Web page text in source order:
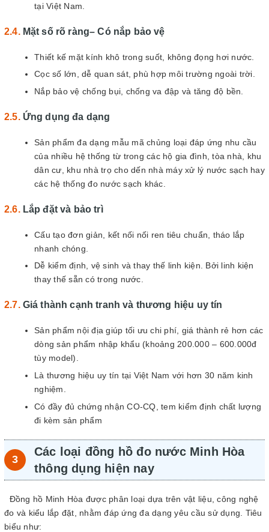
tại Việt Nam.
Mặt số rõ ràng– Có nắp bảo vệ
Thiết kế mặt kính khô trong suốt, không đọng hơi nước.
Cọc số lớn, dễ quan sát, phù hợp môi trường ngoài trời.
Nắp bảo vệ chống bụi, chống va đập và tăng độ bền.
Ứng dụng đa dạng
Sản phẩm đa dạng mẫu mã chủng loại đáp ứng nhu cầu
của nhiều hệ thống từ trong các hộ gia đình, tòa nhà, khu
dân cư, khu nhà trọ cho dến nhà máy xử lý nước sạch hay
các hệ thống đo nước sạch khác.
Lắp đặt và bảo trì
Cấu tạo đơn giản, kết nối nối ren tiêu chuẩn, tháo lắp
nhanh chóng.
Dễ kiểm định, vệ sinh và thay thế linh kiện. Bởi linh kiện
thay thế sẵn có trong nước.
Giá thành cạnh tranh và thương hiệu uy tín
Sản phẩm nội địa giúp tối ưu chi phí, giá thành rẻ hơn các
dòng sản phẩm nhập khẩu (khoảng 200.000 – 600.000đ
tùy model).
Là thương hiệu uy tín tại Việt Nam với hơn 30 năm kinh
nghiệm.
Có đầy đủ chứng nhận CO-CQ, tem kiểm định chất lượng
đi kèm sản phẩm
Các loại đồng hồ đo nước Minh Hòa
thông dụng hiện nay
Đồng hồ Minh Hòa được phân loại dựa trên vật liệu, công nghệ
đo và kiểu lắp đặt, nhằm đáp ứng đa dạng yêu cầu sử dụng. Tiêu
biểu như: